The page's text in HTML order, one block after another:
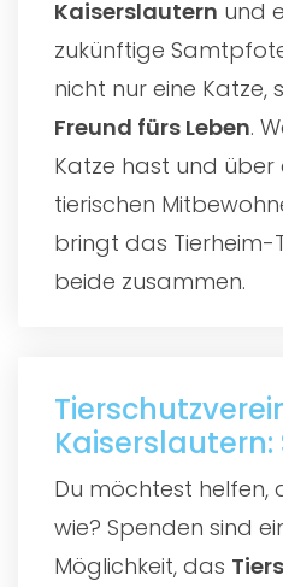
Kaiserslautern und
zukünftige
nicht nur eine Katze,
Freund fürs Leben.
Katze hast und über
tierischen
bringt das
beide zusammen.
Kaiserslautern:
Du möchtest helfen,
wie? Spenden sind
Möglichkeit, das